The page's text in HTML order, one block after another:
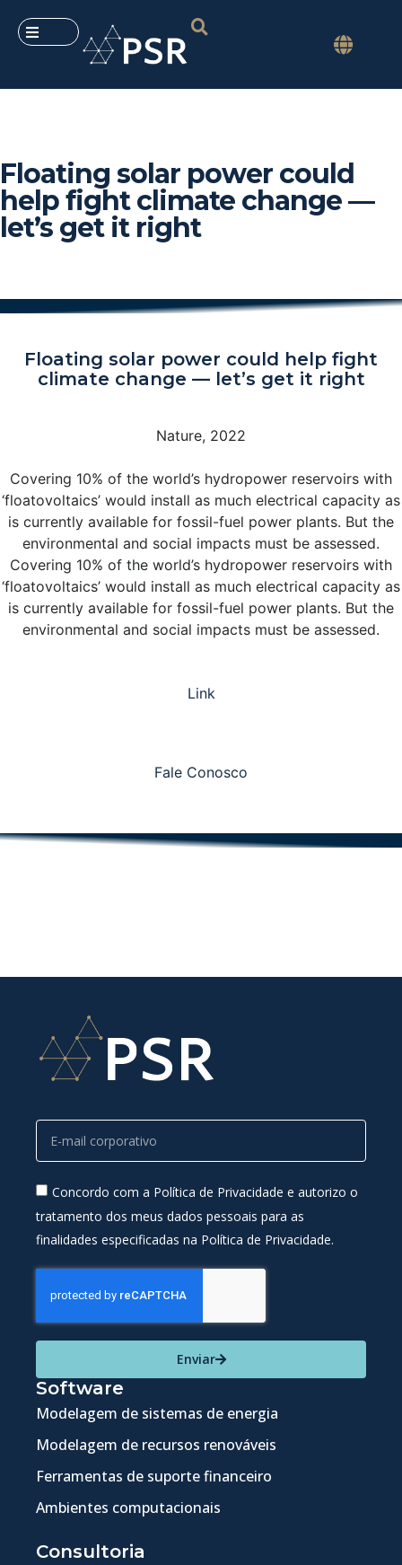
Floating solar power could
help fight climate change —
let’s get it right
Floating solar power could help fight
climate change — let’s get it right
Nature, 2022
Covering 10% of the world’s hydropower reservoirs with
‘floatovoltaics’ would install as much electrical capacity as
is currently available for fossil-fuel power plants. But the
environmental and social impacts must be assessed.
Covering 10% of the world’s hydropower reservoirs with
‘floatovoltaics’ would install as much electrical capacity as
is currently available for fossil-fuel power plants. But the
environmental and social impacts must be assessed.
Link
Fale Conosco
Concordo com a Política de Privacidade e autorizo o
tratamento dos meus dados pessoais para as
finalidades especificadas na Política de Privacidade.
Enviar
Software
Modelagem de sistemas de energia
Modelagem de recursos renováveis
Ferramentas de suporte financeiro
Ambientes computacionais
Consultoria